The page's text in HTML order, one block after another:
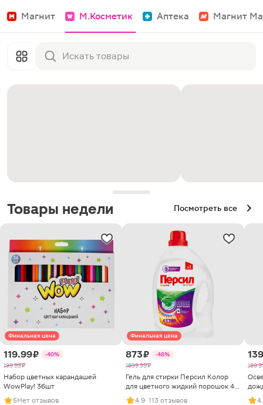
Магнит М.Косметик Аптека Магнит
Товары недели Посмотреть все
Финальная цена
119.99 ₽
-40%
199.99 ₽
Набор цветных карандашей
WowPlay! 36шт
5Нет отзывов
Финальная цена
873 ₽
-48%
1699.99 ₽
Гель для стирки Персил Колор
для цветного жидкий порошок 40
стирок 2.6л
4.9· 113 отзывов